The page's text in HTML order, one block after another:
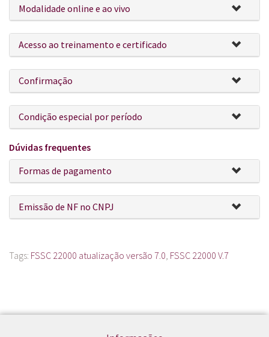
Modalidade online e ao vivo
Acesso ao treinamento e certificado
Confirmação
Condição especial por período
Dúvidas frequentes
Formas de pagamento
Emissão de NF no CNPJ
Tags: FSSC 22000 atualização versão 7.0, FSSC 22000 V.7